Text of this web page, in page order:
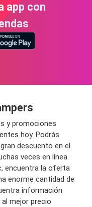
app con
y promociones
hoy. Podrás
descuento en el
veces en línea.
encuentra la oferta
enorme cantidad de
información
mejor precio